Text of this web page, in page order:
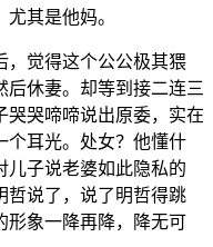
其是他妈。
，觉得这个公公极其猥
后休妻。却等到接二连三
哭哭啼啼说出原委，实在
耳光。处女？他懂什
儿子说老婆如此隐私的
哲说了，说了明哲得跳
形象一降再降，降无可